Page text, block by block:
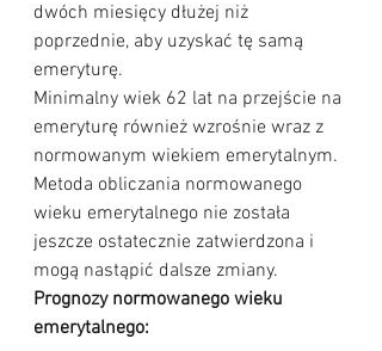
dwóch miesięcy dłużej niż
poprzednie, aby uzyskać tę samą
emeryturę.
Minimalny wiek 62 lat na przejście na
emeryturę również wzrośnie wraz z
normowanym wiekiem emerytalnym.
Metoda obliczania normowanego
wieku emerytalnego nie została
jeszcze ostatecznie zatwierdzona i
mogą nastąpić dalsze zmiany.
Prognozy normowanego wieku
emerytalnego: